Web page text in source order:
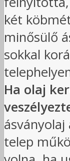
két
minősülő
sokkal
Ha olaj
telep